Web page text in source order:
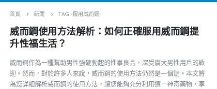
首頁 新聞 TAG -服用威而鋼
威而鋼使用方法解析：如何正確服用威而鋼提
升性福生活？
威而鋼作為一種幫助男性強硬勃起的性事良品，深受廣大男性用戶的歡
迎。然而，對於許多人來說，威而鋼的使用方法仍然是一個謎。本文將
為您詳細解析威而鋼的使用方法，讓您能夠充分利用這一神奇藥物，享